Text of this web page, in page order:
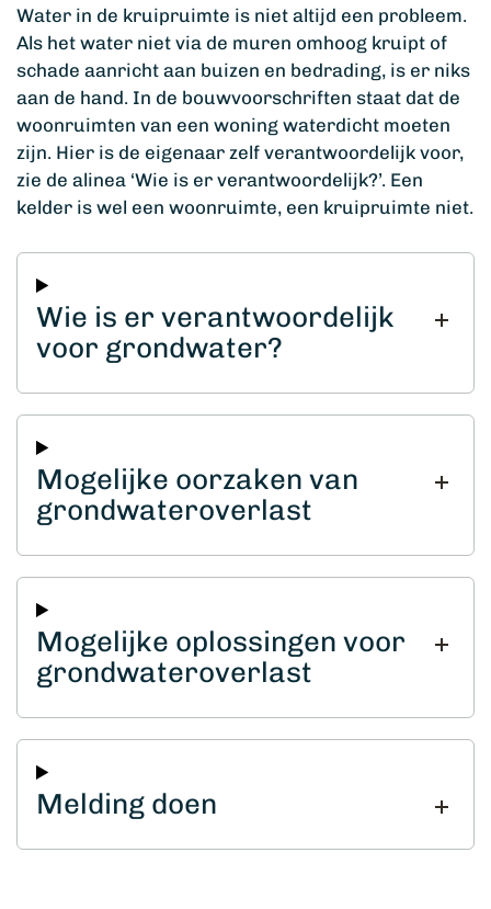
Water in de kruipruimte is niet altijd een probleem.
Als het water niet via de muren omhoog kruipt of
schade aanricht aan buizen en bedrading, is er niks
aan de hand. In de bouwvoorschriften staat dat de
woonruimten van een woning waterdicht moeten
zijn. Hier is de eigenaar zelf verantwoordelijk voor,
zie de alinea ‘Wie is er verantwoordelijk?’. Een
kelder is wel een woonruimte, een kruipruimte niet.
Wie is er verantwoordelijk
voor grondwater?
Mogelijke oorzaken van
grondwateroverlast
Mogelijke oplossingen voor
grondwateroverlast
Melding doen